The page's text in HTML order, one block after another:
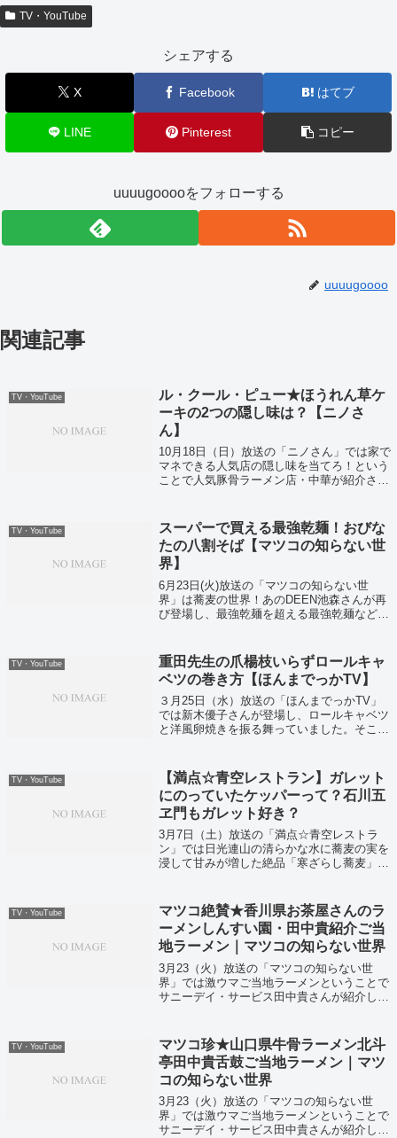
TV・YouTube
シェアする
X Facebook はてブ
LINE Pinterest コピー
uuuugooooをフォローする
uuuugoooo
関連記事
TV・YouTube
ル・クール・ピュー★ほうれん草ケ
ーキの2つの隠し味は？【ニノさ
ん】
10月18日（日）放送の「ニノさん」では家で
マネできる人気店の隠し味を当てろ！という
ことで人気豚骨ラーメン店・中華が紹介され
TV・YouTube
スーパーで買える最強乾麺！おびな
たの八割そば【マツコの知らない世
界】
6月23日(火)放送の「マツコの知らない世
界」は蕎麦の世界！あのDEEN池森さんが再
び登場し、最強乾麺を超える最強乾麺などを
も教えてくれました！そしてナンバーワ...
TV・YouTube
重田先生の爪楊枝いらずロールキャ
ベツの巻き方【ほんまでっかTV】
３月25日（水）放送の「ほんまでっかTV」
では新木優子さんが登場し、ロールキャベツ
と洋風卵焼きを振る舞っていました。そこで
TV・YouTube
【満点☆青空レストラン】ガレット
にのっていたケッパーって？石川五
ヱ門もガレット好き？
3月7日（土）放送の「満点☆青空レストラ
ン」では日光連山の清らかな水に蕎麦の実を
浸して甘みが増した絶品「寒ざらし蕎麦」が
ゃいました。
TV・YouTube
マツコ絶賛★香川県お茶屋さんのラ
ーメンしんすい園・田中貴紹介ご当
地ラーメン｜マツコの知らない世界
3月23（火）放送の「マツコの知らない世
界」では激ウマご当地ラーメンということで
サニーデイ・サービス田中貴さんが紹介して
TV・YouTube
マツコ珍★山口県牛骨ラーメン北斗
亭田中貴舌鼓ご当地ラーメン｜マツ
コの知らない世界
3月23（火）放送の「マツコの知らない世
界」では激ウマご当地ラーメンということで
サニーデイ・サービス田中貴さんが紹介して